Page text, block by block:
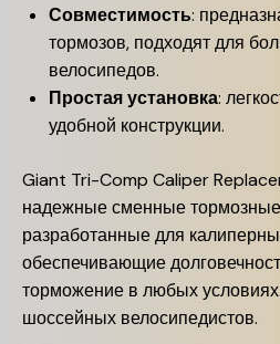
Совместимость:
тормозов, подходят для
велосипедов.
Простая установка:
удобной конструкции.
Giant Tri-Comp Caliper
надежные сменные тормозные
разработанные для
обеспечивающие
торможение в любых
шоссейных велосипедистов.